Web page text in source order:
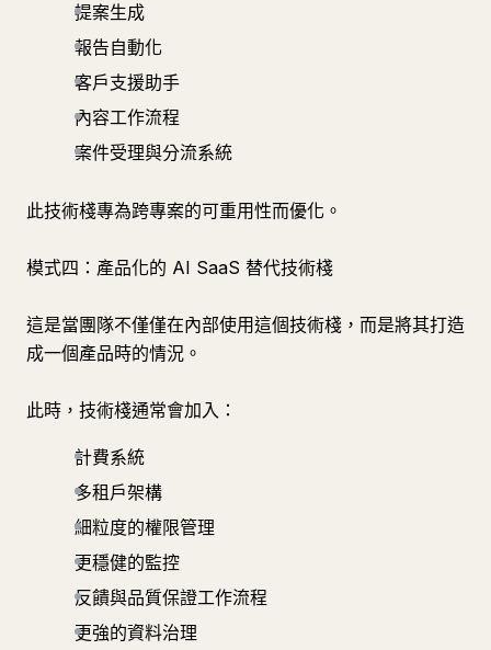
提案生成
報告自動化
客戶支援助手
內容工作流程
案件受理與分流系統
此技術棧專為跨專案的可重用性而優化。
模式四：產品化的 AI SaaS 替代技術棧
這是當團隊不僅僅在內部使用這個技術棧，而是將其打造
成一個產品時的情況。
此時，技術棧通常會加入：
計費系統
多租戶架構
細粒度的權限管理
更穩健的監控
反饋與品質保證工作流程
更強的資料治理